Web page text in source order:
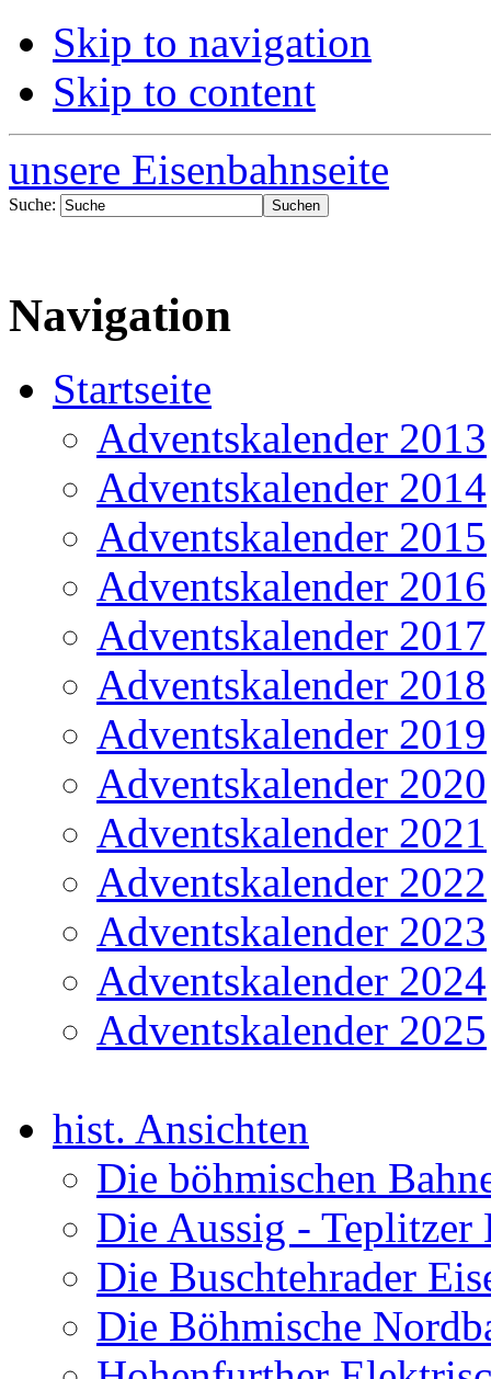
Skip to navigation
Skip to content
unsere Eisenbahnseite
Suche:
Navigation
Startseite
Adventskalender 2013
Adventskalender 2014
Adventskalender 2015
Adventskalender 2016
Adventskalender 2017
Adventskalender 2018
Adventskalender 2019
Adventskalender 2020
Adventskalender 2021
Adventskalender 2022
Adventskalender 2023
Adventskalender 2024
Adventskalender 2025
hist. Ansichten
Die böhmischen
Die Aussig - Teplitzer
Die Buschtehrader
Die Böhmische